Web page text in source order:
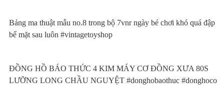
Bảng ma thuật mẫu no.8 trong bộ 7vnr ngày bé chơi khó quá đập
bể mặt sau luôn #vintagetoyshop
ĐỒNG HỒ BÁO THỨC 4 KIM MÁY CƠ ĐỒNG XƯA 80S
LƯỠNG LONG CHẦU NGUYỆT #donghobaothuc #donghoco